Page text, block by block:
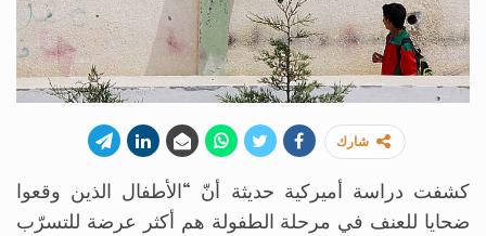
شارك
كشفت دراسة أميركية حديثة أنّ “الأطفال الذين وقعوا
ضحايا للعنف في مرحلة الطفولة هم أكثر عرضة للتسرّب